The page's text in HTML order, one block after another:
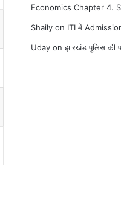
Economics Chapter 4.
Shaily on ITI में
Uday onझारखंड पुलिस की